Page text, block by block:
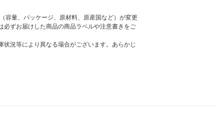
容量、パッケージ、原材料、原産国など）が変更
ずお届けした商品の商品ラベルや注意書きをご
況等により異なる場合がございます。あらかじ